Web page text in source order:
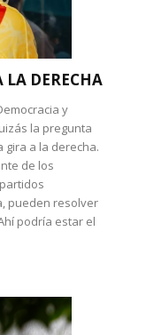
DERECHA
y
la pregunta
gira a la derecha.
de los
pueden resolver
podría estar el